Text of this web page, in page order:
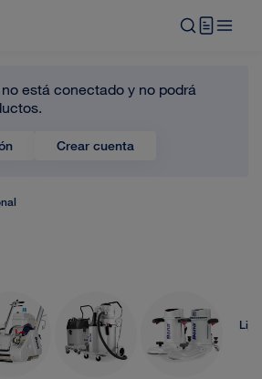
está conectado y no podrá
Crear cuenta